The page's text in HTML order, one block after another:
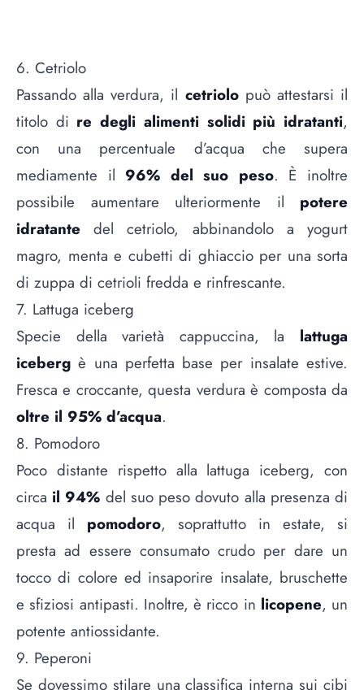
6. Cetriolo
Passando alla verdura, il cetriolopuò attestarsi il
titolo di re degli alimenti solidi più idratanti,
con una percentuale d’acqua che supera
mediamente il 96% del suo peso. È inoltre
possibile aumentare ulteriormente il potere
idratante del cetriolo, abbinandolo a yogurt
magro, menta e cubetti di ghiaccio per una sorta
di zuppa di cetrioli fredda e rinfrescante.
7. Lattuga iceberg
Specie della varietà cappuccina, la lattuga
iceberg è una perfetta base per insalate estive.
Fresca e croccante, questa verdura è composta da
oltre il 95% d’acqua.
8. Pomodoro
Poco distante rispetto alla lattuga iceberg, con
circa il 94% del suo peso dovuto alla presenza di
acqua il pomodoro, soprattutto in estate, si
presta ad essere consumato crudo per dare un
tocco di colore ed insaporire insalate, bruschette
e sfiziosi antipasti. Inoltre, è ricco in licopene, un
potente antiossidante.
9. Peperoni
Se dovessimo stilare una classifica interna sui cibi